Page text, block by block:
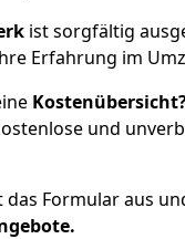
ist sorgfältig
Erfahrung im
und
das Formular aus